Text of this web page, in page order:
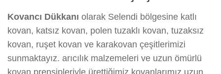
Kovancı Dükkanı olarak Selendi bölgesine katlı
kovan, katsız kovan, polen tuzaklı kovan, tuzaksız
kovan, ruşet kovan ve karakovan çeşitlerimizi
sunmaktayız. arıcılık malzemeleri ve uzun ömürlü